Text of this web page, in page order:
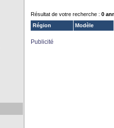
Résultat de votre recherche : 0
Région
Modèle
Publicité